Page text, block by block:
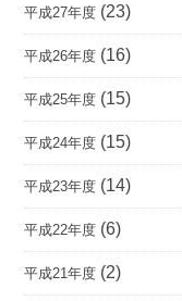
平成27年度 (23)
平成26年度 (16)
平成25年度 (15)
平成24年度 (15)
平成23年度 (14)
平成22年度 (6)
平成21年度 (2)